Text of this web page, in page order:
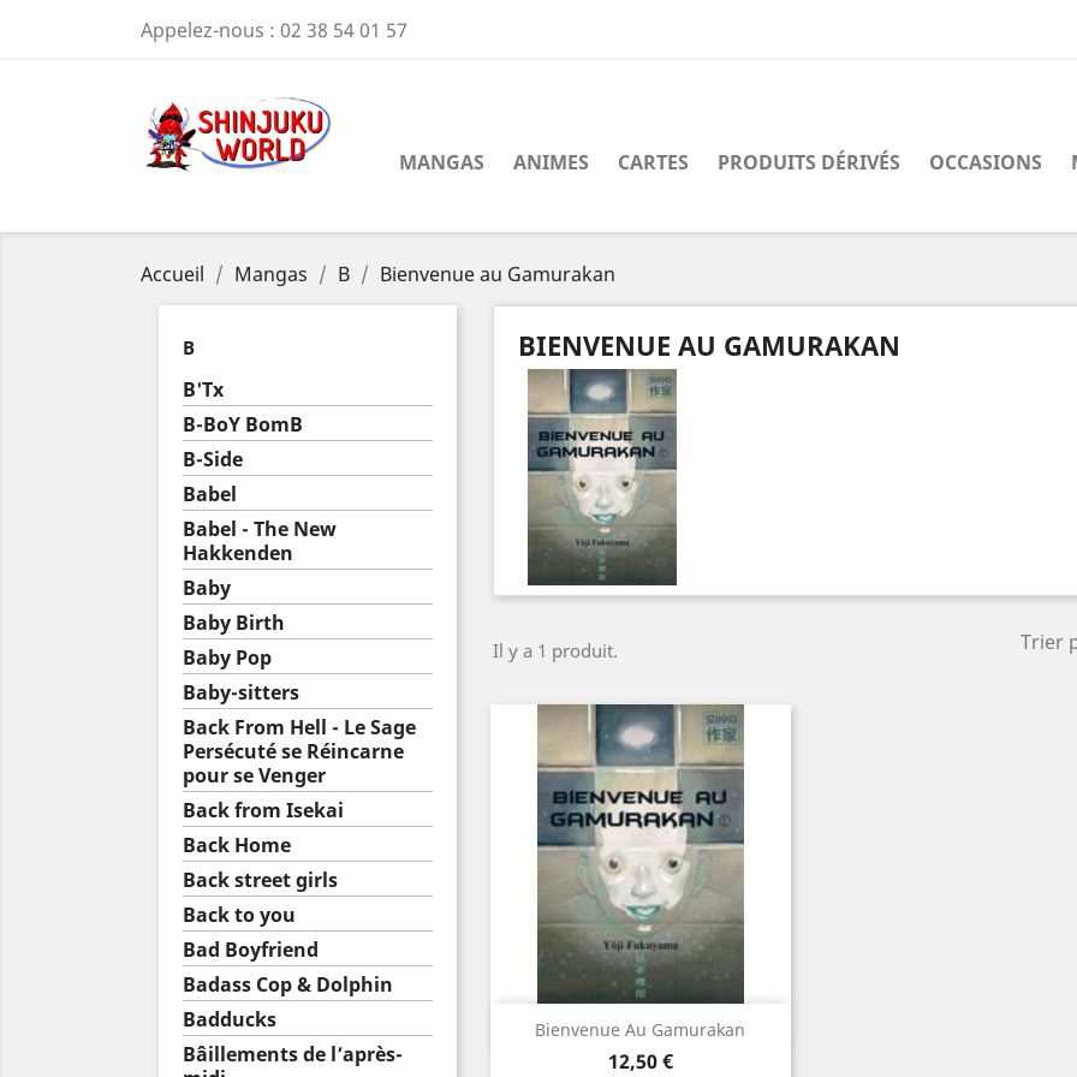
Appelez-nous : 02 38 54 01 57
MANGAS ANIMES CARTES PRODUITS DÉRIVÉS OCCASIONS
Accueil Mangas B Bienvenue au Gamurakan
B
B'Tx
B-BoY BomB
B-Side
Babel
Babel - The New
Hakkenden
Baby
Baby Birth
Baby Pop
Baby-sitters
Back From Hell - Le Sage
Persécuté se Réincarne
pour se Venger
Back from Isekai
Back Home
Back street girls
Back to you
Bad Boyfriend
Badass Cop & Dolphin
Badducks
Bâillements de l’après-
BIENVENUE AU GAMURAKAN
Il y a 1 produit.
Trier
Bienvenue Au Gamurakan
Prix
12,50 €
Aperçu rapide